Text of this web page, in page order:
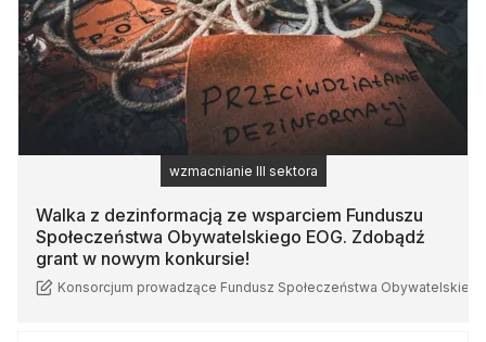
Walka z dezinformacją ze wsparciem Funduszu
Społeczeństwa Obywatelskiego EOG. Zdobądź
grant w nowym konkursie!
Konsorcjum prowadzące Fundusz Społeczeństwa Obywatelskiego
wzmacnianie III sektora